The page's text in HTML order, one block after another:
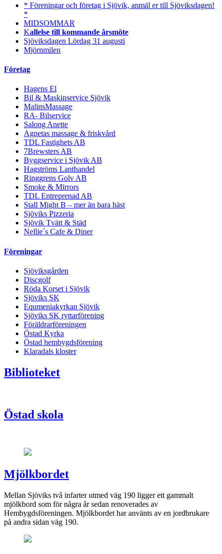
* Föreningar och företag i Sjövik, anmäl er till Sjöviksdagen!
*
MIDSOMMAR
Kallelse till kommande årsmöte
Sjöviksdagen Lördag 31 augusti
Mjörnmilen
Företag
Hagens El
Bil & Maskinservice Sjövik
MalinsMassage
RA- Bilservice
Salong Anette
Agnetas massage & friskvård
TDL Fastighets AB
7Brewsters AB
Byggservice i Sjövik AB
Hagströms Lanthandel
Ringgrens Golv AB
Smoke & Mirrors
TDL Entreprenad AB
Stall Might B – mer än bara häst
Sjöviks Pizzeria
Sjövik Tvätt & Städ
Nellie´s Cafe & Diner
Föreningar
Sjöviksgården
Discgolf
Röda Korset i Sjövik
Sjöviks SK
Equmeniakyrkan Sjövik
Sjöviks SK ryttarförening
Föräldrarföreningen
Östad Kyrka
Östad hembygdsförening
Klaradals kloster
Biblioteket
Östad skola
Mjölkbordet
Mellan Sjöviks två infarter utmed väg 190 ligger ett gammalt
mjölkbord som för några år sedan renoverades av
Hembygdsföreningen. Mjölkbordet har använts av en jordbrukare
på andra sidan väg 190.